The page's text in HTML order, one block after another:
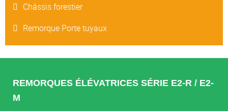
Châssis forestier
Remorque Porte tuyaux
REMORQUES ÉLÉVATRICES SÉRIE E2-R / E2-
M